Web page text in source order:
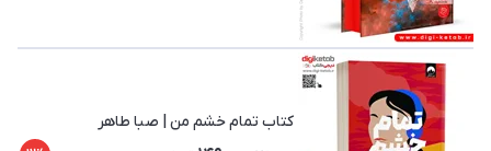
کتاب تمام خشم من | صبا طاهر